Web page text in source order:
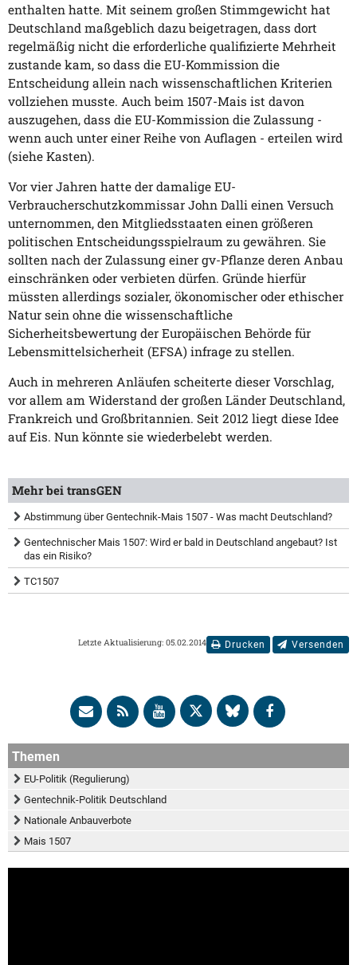
enthalten hatte. Mit seinem großen Stimmgewicht hat
Deutschland maßgeblich dazu beigetragen, dass dort
regelmäßig nicht die erforderliche qualifizierte Mehrheit
zustande kam, so dass die EU-Kommission die
Entscheidung allein nach wissenschaftlichen Kriterien
vollziehen musste. Auch beim 1507-Mais ist davon
auszugehen, dass die EU-Kommission die Zulassung -
wenn auch unter einer Reihe von Auflagen - erteilen wird
(siehe Kasten).
Vor vier Jahren hatte der damalige EU-
Verbraucherschutzkommissar John Dalli einen Versuch
unternommen, den Mitgliedsstaaten einen größeren
politischen Entscheidungsspielraum zu gewähren. Sie
sollten nach der Zulassung einer gv-Pflanze deren Anbau
einschränken oder verbieten dürfen. Gründe hierfür
müssten allerdings sozialer, ökonomischer oder ethischer
Natur sein ohne die wissenschaftliche
Sicherheitsbewertung der Europäischen Behörde für
Lebensmittelsicherheit (EFSA) infrage zu stellen.
Auch in mehreren Anläufen scheiterte dieser Vorschlag,
vor allem am Widerstand der großen Länder Deutschland,
Frankreich und Großbritannien. Seit 2012 liegt diese Idee
auf Eis. Nun könnte sie wiederbelebt werden.
Mehr bei transGEN
Abstimmung über Gentechnik-Mais 1507 - Was macht Deutschland?
Gentechnischer Mais 1507: Wird er bald in Deutschland angebaut? Ist
das ein Risiko?
TC1507
Drucken Versenden
Letzte Aktualisierung: 05.02.2014
Themen
EU-Politik (Regulierung)
Gentechnik-Politik Deutschland
Nationale Anbauverbote
Mais 1507